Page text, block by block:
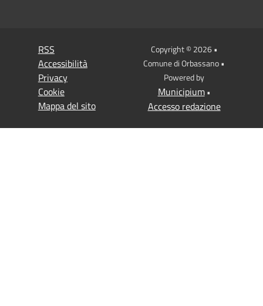
RSS
Accessibilità
Privacy
Cookie
Mappa del sito
Copyright © 2026 •
Comune di Orbassano •
Powered by
Municipium•
Accesso redazione